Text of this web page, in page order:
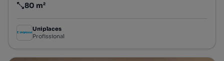
Preço por metro quadrado
80 m²
Uniplaces
Profissional